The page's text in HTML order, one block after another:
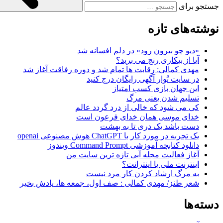
جستجو برای
نوشته‌های تازه
«دیو چو بیرون رود» در دلم افسانه شد
آیا از بیکاری رنج می برید؟
مهدی کمالی: رقابت ها تمام شد و دوره رفاقت آغاز شد
در سایت تُوار آگهی رایگان درج کنید
این جهان بازی کسب امتیاز
تسلیم شدن یعنی مرگ
کی می شود که خالی از درد گردد عالم
خدای موسی همان خدای فرعون است
دست باشد یک دری تا به بهشت
یک تجربه در مورد کار با ChatGPT هوش مصنوعی openai
دانلود کتابچه آموزشی Command Prompt ویندوز
آغاز فعالیت مجله آبی تازه ترین سایت من
اینترنت ملی یا اینترانت؟
به مرگ ارشاد کردن کار مرد نیست
شعر طنز/ مهدی کمالی : صف اول، جمعه ها، یادش بخیر
دسته‌ها